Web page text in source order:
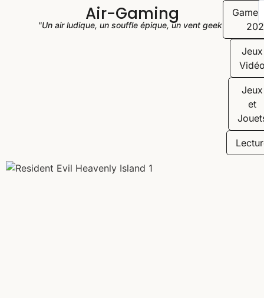
Air-Gaming
"Un air ludique, un souffle épique, un vent geek"
Jeux
Jeux
et